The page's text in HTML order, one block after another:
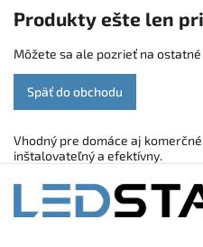
Produkty ešte len
Môžete sa ale pozrieť na
Späť do obchodu
Vhodný pre domáce aj
inštalovateľný a efektívny.